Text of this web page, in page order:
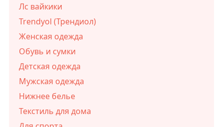
Лс вайкики
Trendyol (Трендиол)
Женская одежда
Обувь и сумки
Детская одежда
Мужская одежда
Нижнее белье
Текстиль для дома